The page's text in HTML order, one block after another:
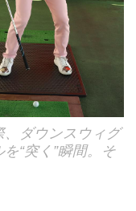
、ダウンスウィグ
“突く”瞬間。そ